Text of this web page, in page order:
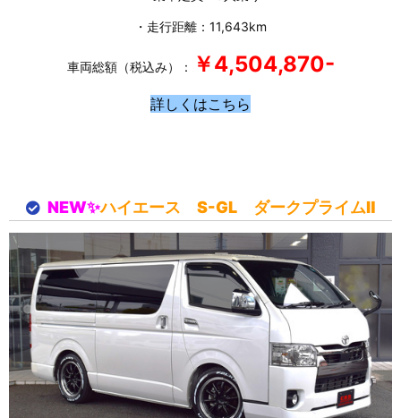
・走行距離：11,643km
車両総額（税込み）： ￥4,504,870-
詳しくはこちら
NEW✨ハイエース S-GL ダークプライムⅡ